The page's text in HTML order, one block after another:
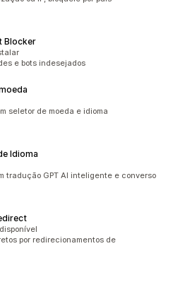
Blocker
e bots indesejados
seletor de moeda e idioma
Idioma
tradução GPT AI inteligente e converso
por redirecionamentos de